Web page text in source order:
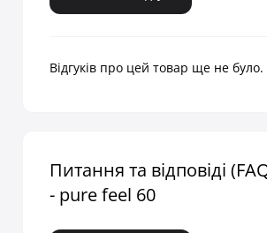
Відгуків про цей товар ще не було.
Питання та відповіді
- pure feel 60